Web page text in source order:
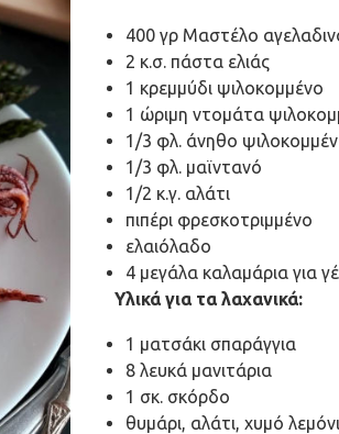
400 γρ Μαστέλο
2 κ.σ. πάστα ελιάς
1 κρεμμύδι ψιλοκομμένο
1 ώριμη ντομάτα
1/3 φλ. άνηθο
1/3 φλ. μαϊντανό
1/2 κ.γ. αλάτι
πιπέρι φρεσκοτριμμένο
ελαιόλαδο
4 μεγάλα καλαμάρια για
Υλικά για τα λαχανικά:
1 ματσάκι σπαράγγια
8 λευκά μανιτάρια
1 σκ. σκόρδο
θυμάρι, αλάτι, χυμό